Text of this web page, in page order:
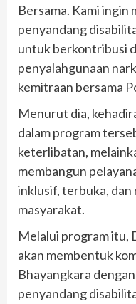
Bersama. Kami ingin
penyandang
untuk berkontribusi
penyalahgunaan
kemitraan bersama
Menurut dia,
dalam program
keterlibatan,
membangun
inklusif, terbuka, dan
masyarakat.
Melalui program itu,
akan membentuk
Bhayangkara
penyandang